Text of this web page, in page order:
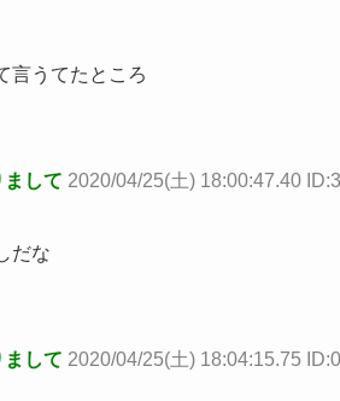
言うてたところ
して 2020/04/25(土) 18:00:47.40
だな
して 2020/04/25(土) 18:04:15.75